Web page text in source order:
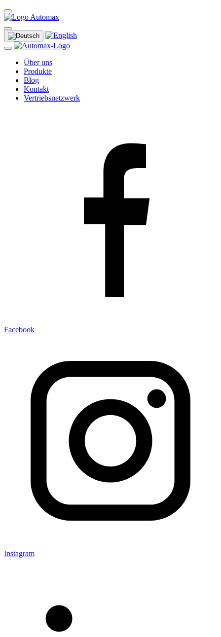
Über uns
Produkte
Blog
Kontakt
Vertriebsnetzwerk
Facebook
Instagram